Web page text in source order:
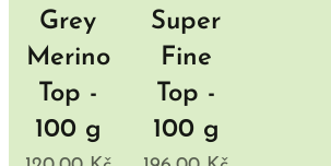
Grey
Merino
Top -
100 g
Super
Fine
Top -
100 g